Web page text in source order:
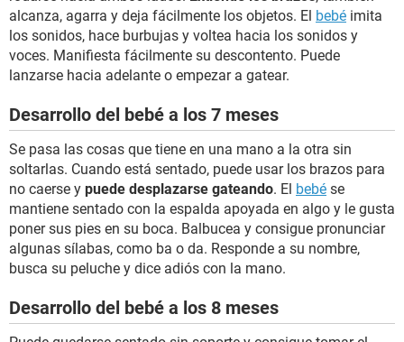
alcanza, agarra y deja fácilmente los objetos. El bebé imita
los sonidos, hace burbujas y voltea hacia los sonidos y
voces. Manifiesta fácilmente su descontento. Puede
lanzarse hacia adelante o empezar a gatear.
Desarrollo del bebé a los 7 meses
Se pasa las cosas que tiene en una mano a la otra sin
soltarlas. Cuando está sentado, puede usar los brazos para
no caerse y puede desplazarse gateando. El bebé se
mantiene sentado con la espalda apoyada en algo y le gusta
poner sus pies en su boca. Balbucea y consigue pronunciar
algunas sílabas, como ba o da. Responde a su nombre,
busca su peluche y dice adiós con la mano.
Desarrollo del bebé a los 8 meses